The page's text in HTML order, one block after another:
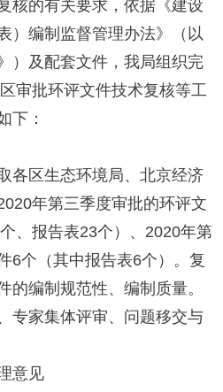
核的有关要求，依据《建设
）编制监督管理办法》（以
）及配套文件，我局组织完
审批环评文件技术复核等工
下：
区生态环境局、北京经济
年第三季度审批的环评文
、报告表23个）、2020年第
6个（其中报告表6个）。复
的编制规范性、编制质量。
专家集体评审、问题移交与
意见